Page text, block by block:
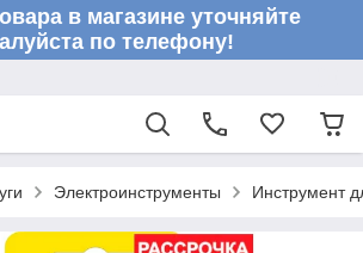
в магазине уточняйте
по телефону!
Электроинструменты Инструмент